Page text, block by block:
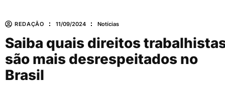
REDAÇÃO 11/09/2024 Notícias
Saiba quais direitos
são mais desrespeitados no
Brasil